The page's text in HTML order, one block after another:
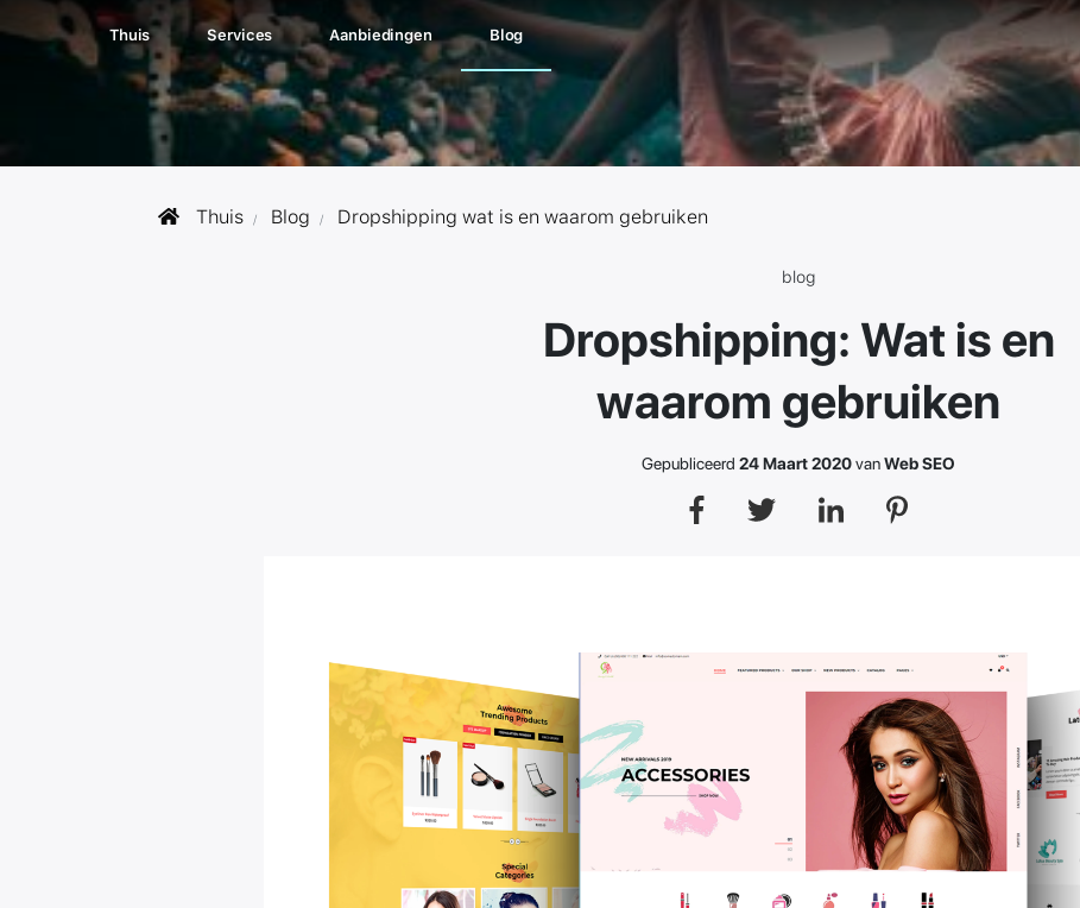
Thuis Services Aanbiedingen Blog
Thuis Blog Dropshipping wat is en waarom gebruiken
blog
Dropshipping: Wat is en
waarom gebruiken
Gepubliceerd 24 Maart 2020vanWeb SEO